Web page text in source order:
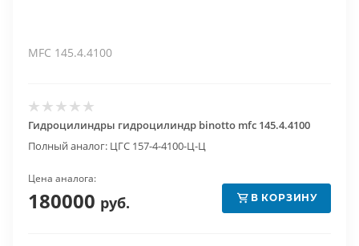
MFC 145.4.4100
Гидроцилиндры гидроцилиндр binotto mfc 145.4.4100
Полный аналог: ЦГС 157-4-4100-Ц-Ц
Цена аналога:
180000 руб. В КОРЗИНУ